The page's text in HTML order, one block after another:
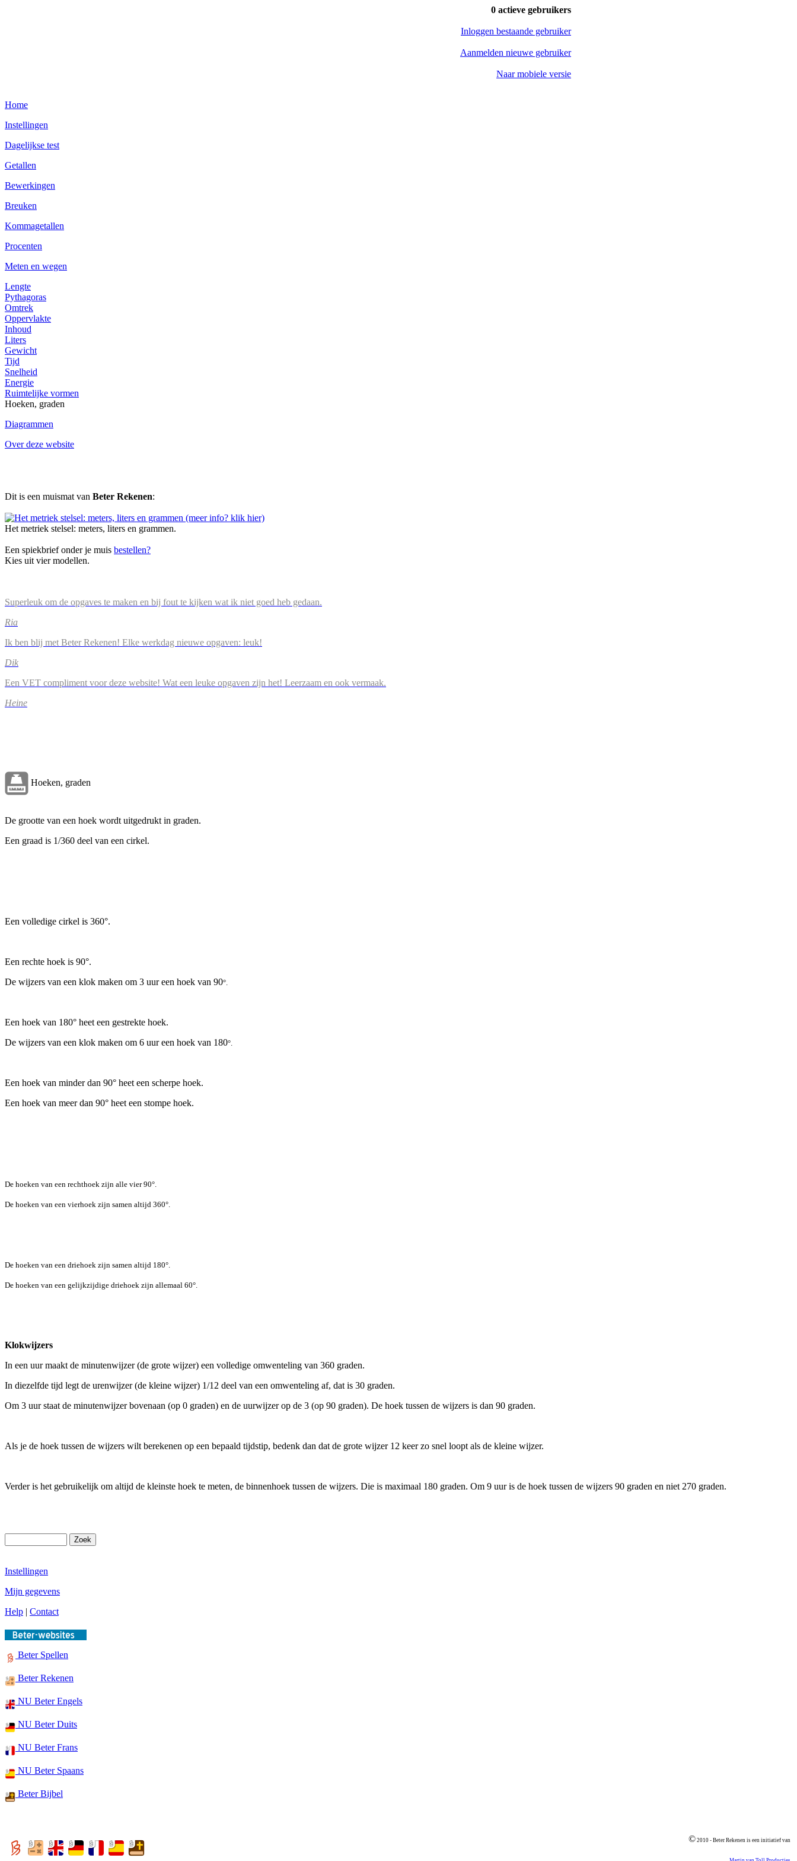
0 actieve gebruikers
Inloggen bestaande gebruiker
Aanmelden nieuwe gebruiker
Naar mobiele versie
Home
Instellingen
Dagelijkse test
Getallen
Bewerkingen
Breuken
Kommagetallen
Procenten
Meten en wegen
Lengte
Pythagoras
Omtrek
Oppervlakte
Inhoud
Liters
Gewicht
Tijd
Snelheid
Energie
Ruimtelijke vormen
Hoeken, graden
Diagrammen
Over deze website
Dit is een muismat van Beter Rekenen:
Het metriek stelsel: meters, liters en grammen.
Een spiekbrief onder je muis bestellen?
Kies uit vier modellen.
Superleuk om de opgaves te maken en bij fout te kijken wat ik niet goed heb gedaan.
Ria
Ik ben blij met Beter Rekenen! Elke werkdag nieuwe opgaven: leuk!
Dik
Een VET compliment voor deze website! Wat een leuke opgaven zijn het! Leerzaam en ook vermaak.
Heine
Hoeken, graden
De grootte van een hoek wordt uitgedrukt in graden.
Een graad is 1/360 deel van een cirkel.
Een volledige cirkel is 360°.
Een rechte hoek is 90°.
De wijzers van een klok maken om 3 uur een hoek van 90°.
Een hoek van 180° heet een gestrekte hoek.
De wijzers van een klok maken om 6 uur een hoek van 180°.
Een hoek van minder dan 90° heet een scherpe hoek.
Een hoek van meer dan 90° heet een stompe hoek.
De hoeken van een rechthoek zijn alle vier 90°.
De hoeken van een vierhoek zijn samen altijd 360°.
De hoeken van een driehoek zijn samen altijd 180°.
De hoeken van een gelijkzijdige driehoek zijn allemaal 60°.
Klokwijzers
In een uur maakt de minutenwijzer (de grote wijzer) een volledige omwenteling van 360 graden.
In diezelfde tijd legt de urenwijzer (de kleine wijzer) 1/12 deel van een omwenteling af, dat is 30 graden.
Om 3 uur staat de minutenwijzer bovenaan (op 0 graden) en de uurwijzer op de 3 (op 90 graden). De hoek tussen de wijzers is dan 90 graden.
Als je de hoek tussen de wijzers wilt berekenen op een bepaald tijdstip, bedenk dan dat de grote wijzer 12 keer zo snel loopt als de kleine wijzer.
Verder is het gebruikelijk om altijd de kleinste hoek te meten, de binnenhoek tussen de wijzers. Die is maximaal 180 graden. Om 9 uur is de hoek tussen de wijzers 90 graden en niet 270 graden.
Instellingen
Mijn gegevens
Help | Contact
Beter Spellen
Beter Rekenen
NU Beter Engels
NU Beter Duits
NU Beter Frans
NU Beter Spaans
Beter Bijbel
© 2010 - Beter Rekenen is een initiatief van